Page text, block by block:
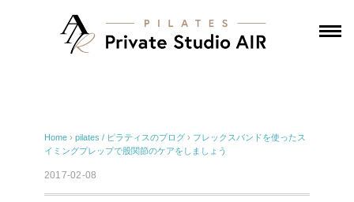
Home › pilates / ピラティスのブログ › フレックスバンドを使ったス
イミングプレップで股関節のケアをしましょう
2017-02-08